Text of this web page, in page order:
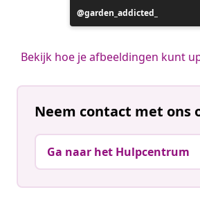
Bericht
gepubliceerd
garden_addicted_
Bekijk hoe je afbeeldingen kunt
Neem contact met ons
Ga naar het Hulpcentrum